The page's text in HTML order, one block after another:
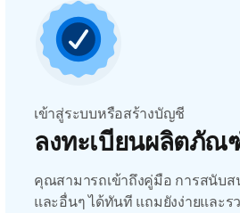
เข้าสู่ระบบหรือสร้างบัญชี
ลงทะเบียนผลิตภั
คุณสามารถเข้าถึงคู่มือ การสนับส
และอื่นๆ ได้ทันที แถมยังง่ายและร